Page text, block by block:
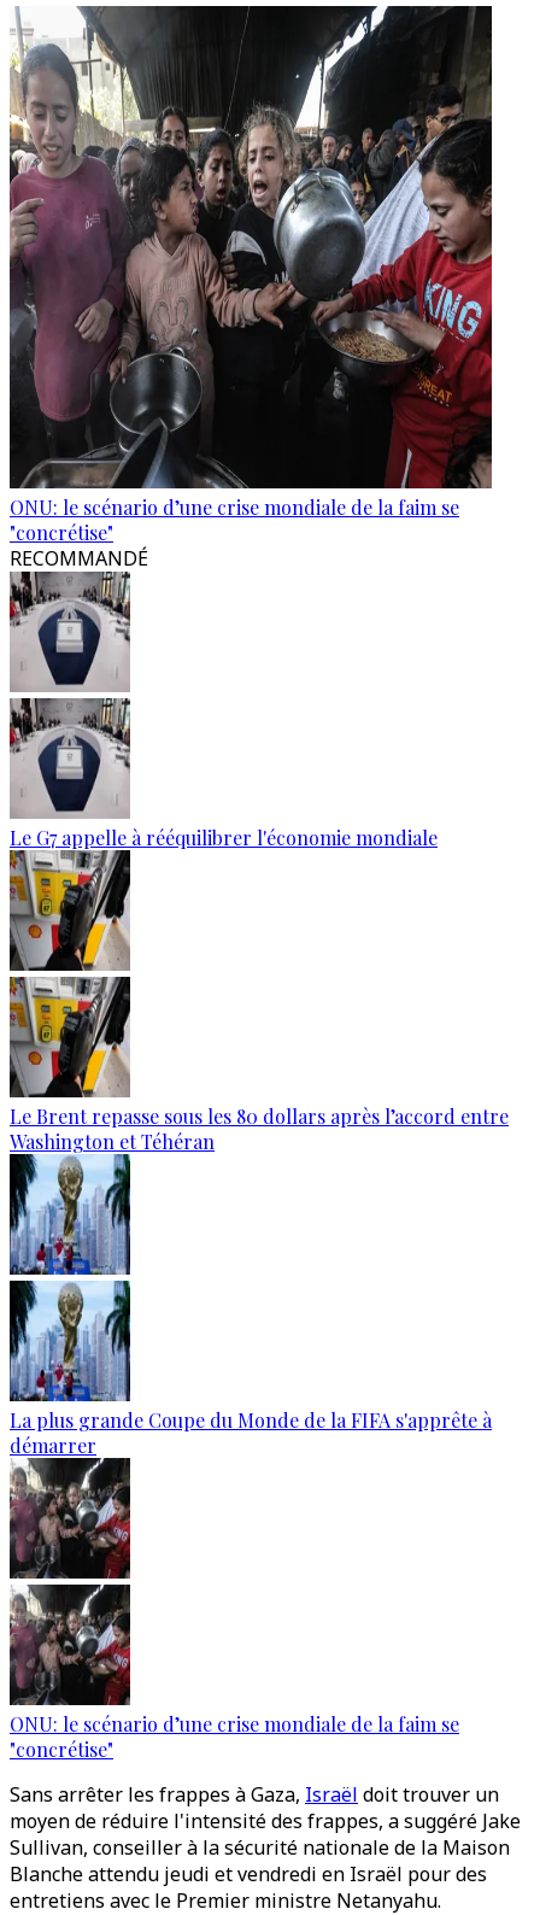
ONU: le scénario d’une crise mondiale de la faim se
"concrétise"
RECOMMANDÉ
Le G7 appelle à rééquilibrer l'économie mondiale
Le Brent repasse sous les 80 dollars après l’accord entre
Washington et Téhéran
La plus grande Coupe du Monde de la FIFA s'apprête à
démarrer
ONU: le scénario d’une crise mondiale de la faim se
"concrétise"
Sans arrêter les frappes à Gaza, Israël doit trouver un
moyen de réduire l'intensité des frappes, a suggéré Jake
Sullivan, conseiller à la sécurité nationale de la Maison
Blanche attendu jeudi et vendredi en Israël pour des
entretiens avec le Premier ministre Netanyahu.